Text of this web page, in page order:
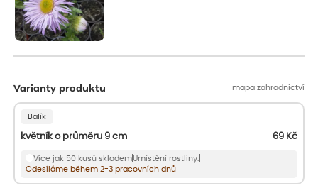
Varianty produktu mapa zahradnictví
Balík
květník o průměru 9 cm 69 Kč
Více jak 50 kusů sklademUmístění rostliny:
Odesíláme během 2-3 pracovních dnů